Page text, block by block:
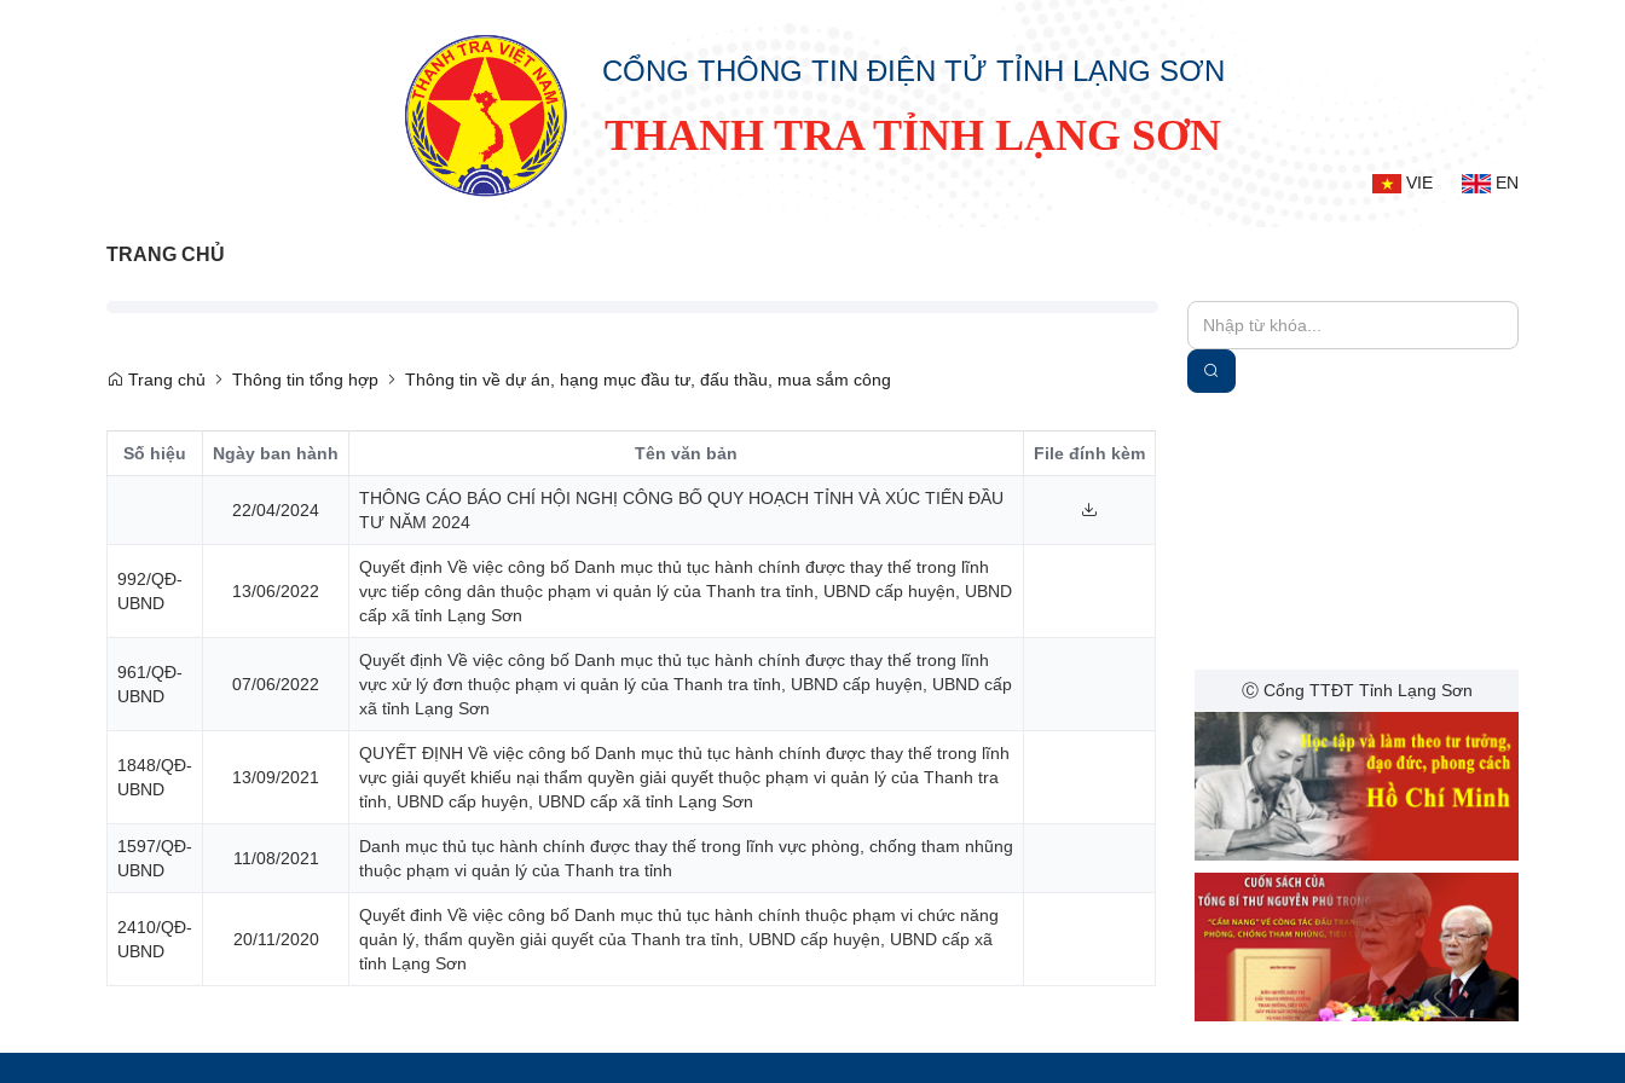
CỔNG THÔNG TIN ĐIỆN TỬ TỈNH LẠNG SƠN
THANH TRA TỈNH LẠNG SƠN
VIE EN
TRANG CHỦ
Trang chủ Thông tin tổng hợp Thông tin về dự án, hạng mục đầu tư, đấu thầu, mua sắm công
Số hiệu Ngày ban hành Tên văn bản File đính kèm
22/04/2024
THÔNG CÁO BÁO CHÍ HỘI NGHỊ CÔNG BỐ QUY HOẠCH TỈNH VÀ XÚC TIẾN ĐẦU
TƯ NĂM 2024
992/QĐ-
UBND
13/06/2022
Quyết định Về việc công bố Danh mục thủ tục hành chính được thay thế trong lĩnh
vực tiếp công dân thuộc phạm vi quản lý của Thanh tra tỉnh, UBND cấp huyện, UBND
cấp xã tỉnh Lạng Sơn
961/QĐ-
UBND
07/06/2022
Quyết định Về việc công bố Danh mục thủ tục hành chính được thay thế trong lĩnh
vực xử lý đơn thuộc phạm vi quản lý của Thanh tra tỉnh, UBND cấp huyện, UBND cấp
xã tỉnh Lạng Sơn
1848/QĐ-
UBND
13/09/2021
QUYẾT ĐỊNH Về việc công bố Danh mục thủ tục hành chính được thay thế trong lĩnh
vực giải quyết khiếu nại thẩm quyền giải quyết thuộc phạm vi quản lý của Thanh tra
tỉnh, UBND cấp huyện, UBND cấp xã tỉnh Lạng Sơn
1597/QĐ-
UBND
11/08/2021
Danh mục thủ tục hành chính được thay thế trong lĩnh vực phòng, chống tham nhũng
thuộc phạm vi quản lý của Thanh tra tỉnh
2410/QĐ-
UBND
20/11/2020
Quyết đinh Về việc công bố Danh mục thủ tục hành chính thuộc phạm vi chức năng
quản lý, thẩm quyền giải quyết của Thanh tra tỉnh, UBND cấp huyện, UBND cấp xã
tỉnh Lạng Sơn
Ⓒ Cổng TTĐT Tỉnh Lạng Sơn